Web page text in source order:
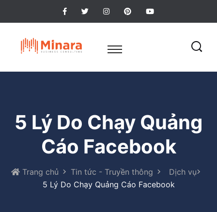
5 Lý Do Chạy Quảng
Cáo Facebook
Trang chủ Tin tức - Truyền thông
Dịch vụ
5 Lý Do Chạy Quảng Cáo Facebook